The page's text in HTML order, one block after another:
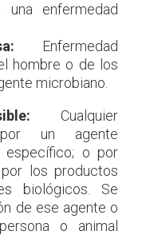
enfermedad
Enfermedad
hombre o de los
microbiano.
Cualquier
por un agente
específico; o por
los productos
biológicos. Se
de ese agente o
o animal